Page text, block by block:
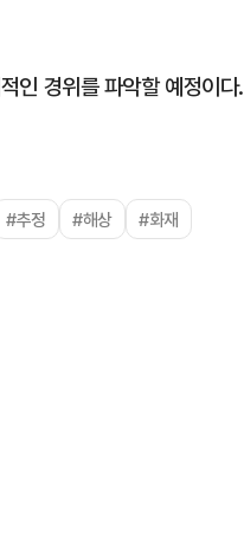
인 경위를 파악할 예정이다.
#추정 #해상 #화재